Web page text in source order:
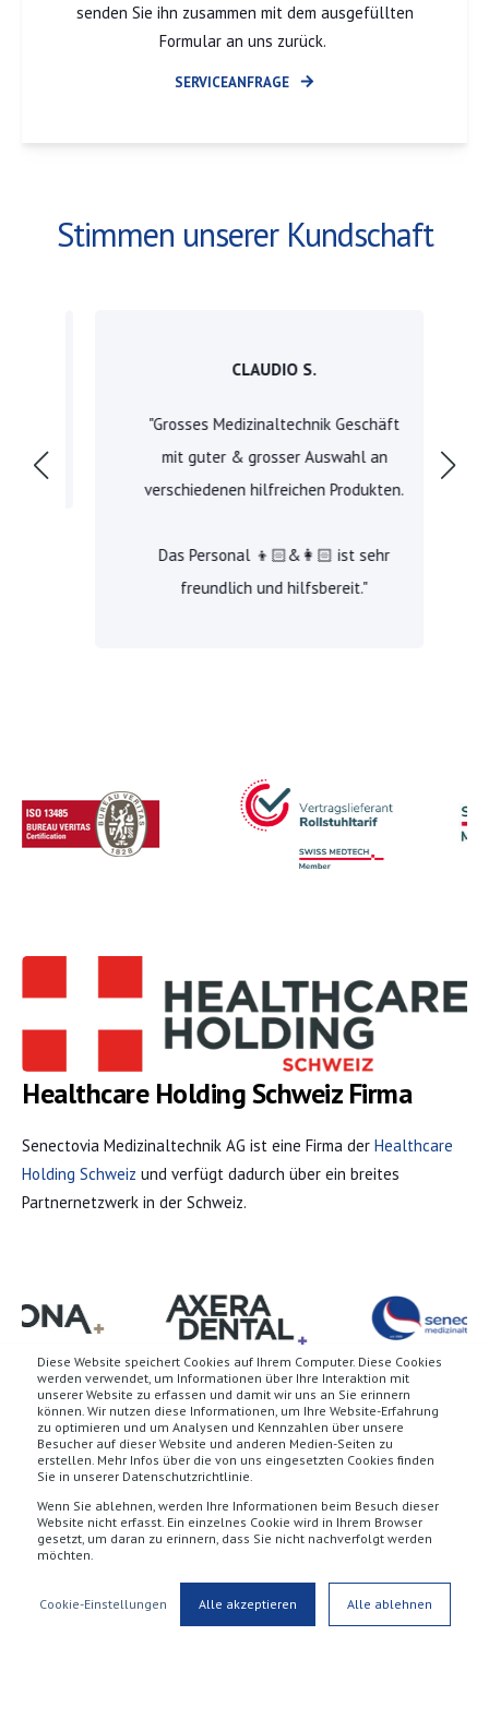
Diese Website speichert Cookies auf Ihrem Computer. Diese Cookies
werden verwendet, um Informationen über Ihre Interaktion mit
unserer Website zu erfassen und damit wir uns an Sie erinnern
können. Wir nutzen diese Informationen, um Ihre Website-Erfahrung
zu optimieren und um Analysen und Kennzahlen über unsere
Besucher auf dieser Website und anderen Medien-Seiten zu
erstellen. Mehr Infos über die von uns eingesetzten Cookies finden
Sie in unserer Datenschutzrichtlinie.
Wenn Sie ablehnen, werden Ihre Informationen beim Besuch dieser
Website nicht erfasst. Ein einzelnes Cookie wird in Ihrem Browser
gesetzt, um daran zu erinnern, dass Sie nicht nachverfolgt werden
möchten.
Cookie-Einstellungen Alle akzeptieren Alle ablehnen
senden Sie ihn zusammen mit dem ausgefüllten
Formular an uns zurück.
SERVICEANFRAGE
Stimmen unserer Kundschaft
CLAUDIO S.
"Grosses Medizinaltechnik Geschäft
mit guter & grosser Auswahl an
verschiedenen hilfreichen Produkten.
Das Personal 👦🏻&👩🏻 ist sehr
freundlich und hilfsbereit."
Healthcare Holding SchweizFirma
Senectovia Medizinaltechnik AG ist eine Firma der Healthcare
Holding Schweiz und verfügt dadurch über ein breites
Partnernetzwerk in der Schweiz.